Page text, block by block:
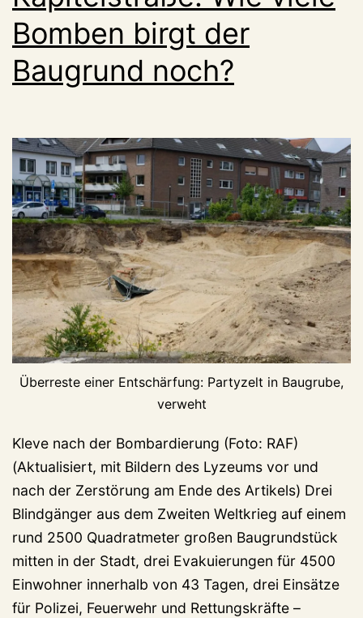
Bomben birgt der
Baugrund noch?
Überreste einer Entschärfung: Partyzelt in Baugrube,
verweht
Kleve nach der Bombardierung (Foto: RAF)
(Aktualisiert, mit Bildern des Lyzeums vor und
nach der Zerstörung am Ende des Artikels) Drei
Blindgänger aus dem Zweiten Weltkrieg auf einem
rund 2500 Quadratmeter großen Baugrundstück
mitten in der Stadt, drei Evakuierungen für 4500
Einwohner innerhalb von 43 Tagen, drei Einsätze
für Polizei, Feuerwehr und Rettungskräfte –